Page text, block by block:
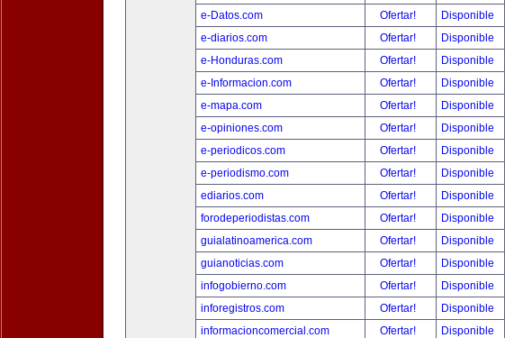
e-Datos.com
Ofertar!
Disponible
e-diarios.com
Ofertar!
Disponible
e-Honduras.com
Ofertar!
Disponible
e-Informacion.com
Ofertar!
Disponible
e-mapa.com
Ofertar!
Disponible
e-opiniones.com
Ofertar!
Disponible
e-periodicos.com
Ofertar!
Disponible
e-periodismo.com
Ofertar!
Disponible
ediarios.com
Ofertar!
Disponible
forodeperiodistas.com
Ofertar!
Disponible
guialatinoamerica.com
Ofertar!
Disponible
guianoticias.com
Ofertar!
Disponible
infogobierno.com
Ofertar!
Disponible
inforegistros.com
Ofertar!
Disponible
informacioncomercial.com
Ofertar!
Disponible